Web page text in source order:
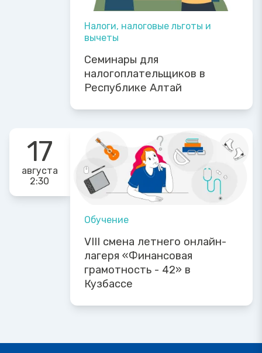
Налоги, налоговые льготы и
вычеты
Семинары для
налогоплательщиков в
Республике Алтай
17
августа
2:30
Обучение
VIII смена летнего онлайн-
лагеря «Финансовая
грамотность - 42» в
Кузбассе